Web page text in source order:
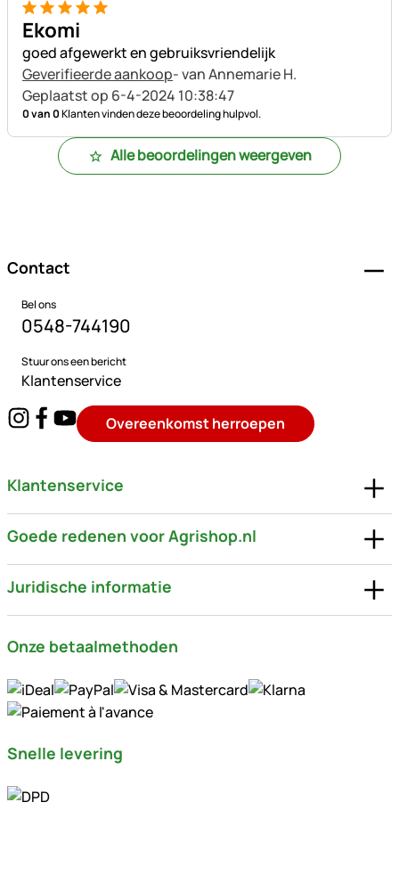
5 van 5
Ekomi
goed afgewerkt en gebruiksvriendelijk
Geverifieerde aankoop- van Annemarie H.
Geplaatst op 6-4-2024 10:38:47
0 van 0Klanten vinden deze beoordeling hulpvol.
Alle beoordelingen weergeven
Contact
Bel ons
0548-744190
Stuur ons een bericht
Klantenservice
Overeenkomst herroepen
Klantenservice
Goede redenen voor Agrishop.nl
Juridische informatie
Onze betaalmethoden
Snelle levering